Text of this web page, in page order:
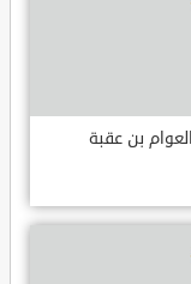
بن عقبة